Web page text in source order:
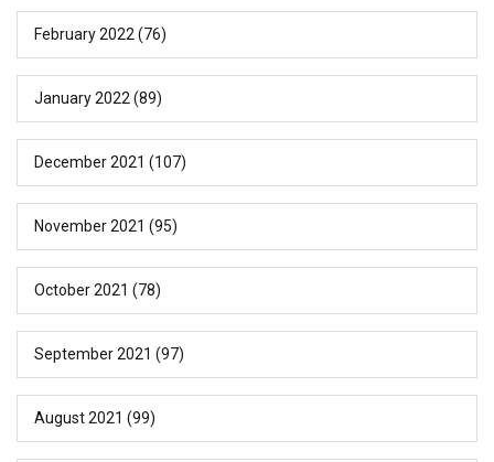
February 2022 (76)
January 2022 (89)
December 2021 (107)
November 2021 (95)
October 2021 (78)
September 2021 (97)
August 2021 (99)